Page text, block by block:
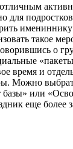
для
такое
о
время и
Можно
базы» или
еще